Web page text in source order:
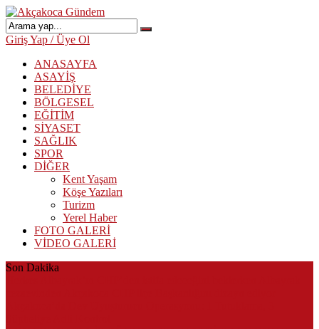
Giriş Yap / Üye Ol
ANASAYFA
ASAYİŞ
BELEDİYE
BÖLGESEL
EĞİTİM
SİYASET
SAĞLIK
SPOR
DİĞER
Kent Yaşam
Köşe Yazıları
Turizm
Yerel Haber
FOTO GALERİ
VİDEO GALERİ
Son Dakika